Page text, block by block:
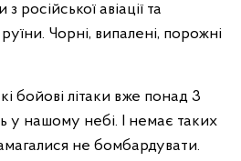
російської авіації та
Чорні, випалені, порожні
бойові літаки вже понад 3
у нашому небі. І немає таких
не бомбардувати.